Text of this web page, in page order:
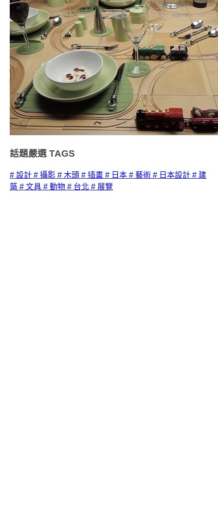
話題嚴選 TAGS
# 設計 # 攝影 # 木頭 # 插畫 # 日本 # 藝術 # 日本設計 # 建
築 # 文具 # 動物 # 台北 # 展覽